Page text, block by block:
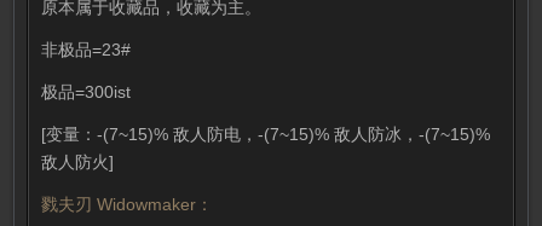
原本属于收藏品，收藏为主。
非极品=23#
极品=300ist
[变量：-(7~15)% 敌人防电，-(7~15)% 敌人防冰，-(7~15)%
敌人防火]
戮夫刃 Widowmaker：